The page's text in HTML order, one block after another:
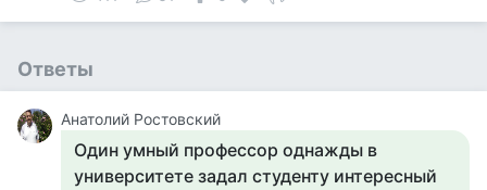
Ответы
Анатолий Ростовский
Один умный профессор однажды в
университете задал студенту интересный